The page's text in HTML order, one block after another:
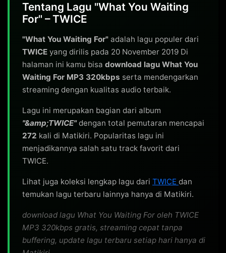
Tentang Lagu "What You Waiting
For" – TWICE
"What You Waiting For" adalah lagu populer dari
TWICE yang dirilis pada 20 November 2019 Di
halaman ini kamu bisa download lagu What You
Waiting For MP3 320kbps serta mendengarkan
streaming dengan kualitas audio terbaik.
Lagu ini merupakan bagian dari album
"&amp;TWICE"dengan total pemutaran mencapai
272 kali di Matikiri. Popularitas lagu ini
menjadikannya salah satu track favorit dari
TWICE.
Lihat juga koleksi lengkap lagu dari TWICE dan
temukan lagu terbaru lainnya hanya di Matikiri.
download lagu What You Waiting For oleh TWICE
MP3 320kbps gratis, streaming cepat tanpa
buffering, update lagu terbaru setiap hari hanya di